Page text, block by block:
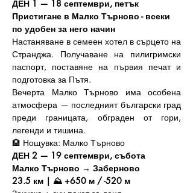
ДЕН 1 — 18 септември, петък
Пристигане в Малко Търново - всеки
по удобен за него начин
Настаняване в семеен хотел в сърцето на
Странджа. Получаване на пилигримски
паспорт, поставяне на първия печат и
подготовка за Пътя.
Вечерта Малко Търново има особена
атмосфера — последният български град
преди границата, обграден от гори,
легенди и тишина.
🏨 Нощувка: Малко Търново
ДЕН 2 — 19 септември, събота
Малко Търново → Заберново
23.5 км | ⛰️ +650 м / -520 м